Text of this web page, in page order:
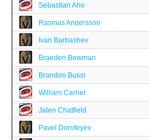
Sebastian Aho
Rasmus Andersson
Ivan Barbashev
Braeden Bowman
Brandon Bussi
William Carrier
Jalen Chatfield
Pavel Dorofeyev